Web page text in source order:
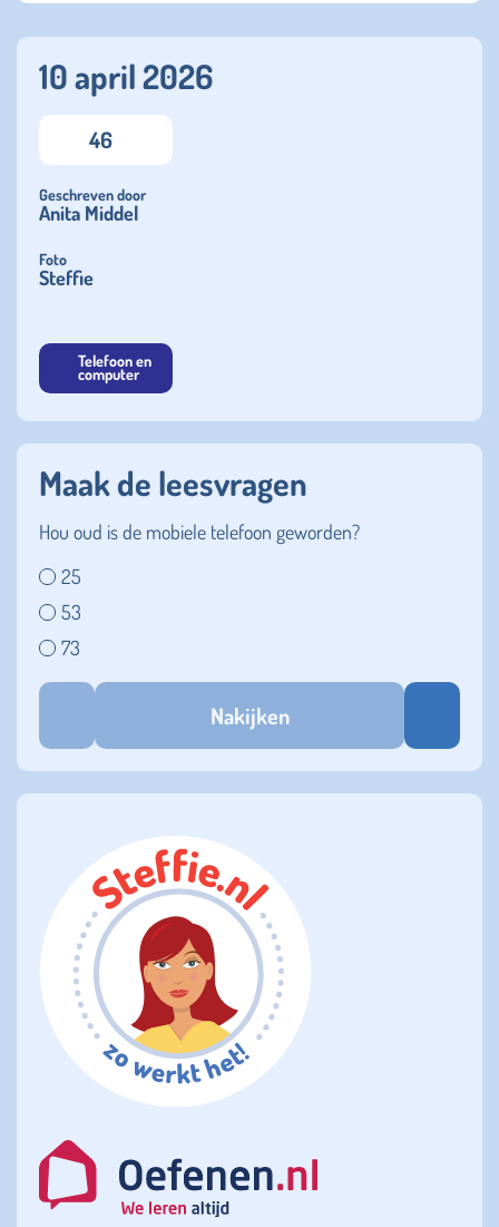
10 april 2026
46
Geschreven door
Anita Middel
Foto
Steffie
Telefoon en
computer
Maak de leesvragen
Hou oud is de mobiele telefoon geworden?
25
53
73
Nakijken